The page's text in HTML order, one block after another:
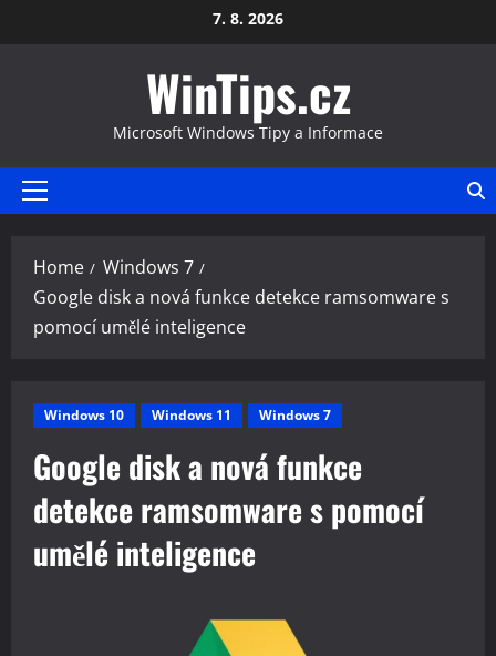
to
7. 8. 2026
WinTips.cz
Microsoft Windows Tipy a Informace
Primary
Home
Windows 7
Google disk a nová funkce detekce ramsomware s
pomocí umělé inteligence
Windows 10 Windows 11 Windows 7
Google disk a nová funkce
detekce ramsomware s pomocí
umělé inteligence